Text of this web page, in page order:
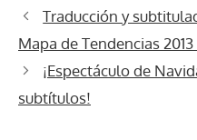
Traducción y
Mapa de Tendencias
¡Espectáculo de
subtítulos!